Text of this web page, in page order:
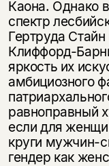
Каона. Однако
спектр
Гертруда
Клиффорд-
яркость их
амбициозного
равноправный
если для
круги мужчин-
гендер как